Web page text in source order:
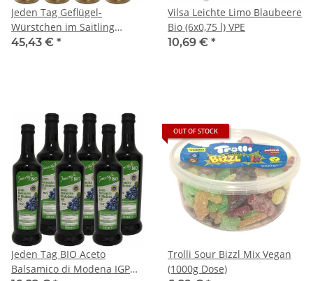
Jeden Tag Geflügel-
Würstchen im Saitling
schmackhaft geräuchert
45,43 € *
Vilsa Leichte Limo Blaubeere
Bio (6x0,75 l) VPE
10,69 € *
Jeden Tag BIO Aceto
Balsamico di Modena IGP
OUT OF STOCK
Trolli Sour Bizzl Mix Vegan
(1000g Dose)